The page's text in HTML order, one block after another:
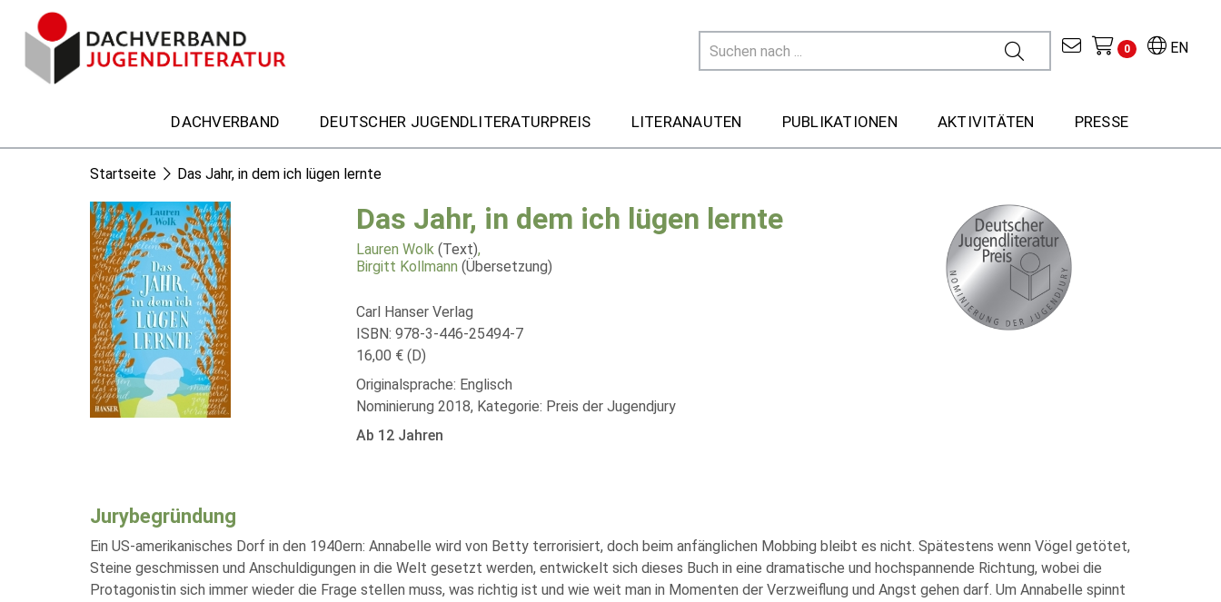
EN
0
DACHVERBAND DEUTSCHER JUGENDLITERATURPREIS LITERANAUTEN PUBLIKATIONEN AKTIVITÄTEN PRESSE
Startseite Das Jahr, in dem ich lügen lernte
Das Jahr, in dem ich lügen lernte
Lauren Wolk (Text),
Birgitt Kollmann (Übersetzung)
Carl Hanser Verlag
ISBN: 978-3-446-25494-7
16,00 € (D)
Originalsprache: Englisch
Nominierung 2018, Kategorie: Preis der Jugendjury
Ab 12 Jahren
Jurybegründung
Ein US-amerikanisches Dorf in den 1940ern: Annabelle wird von Betty terrorisiert, doch beim anfänglichen Mobbing bleibt es nicht. Spätestens wenn Vögel getötet,
Steine geschmissen und Anschuldigungen in die Welt gesetzt werden, entwickelt sich dieses Buch in eine dramatische und hochspannende Richtung, wobei die
Protagonistin sich immer wieder die Frage stellen muss, was richtig ist und wie weit man in Momenten der Verzweiflung und Angst gehen darf. Um Annabelle spinnt